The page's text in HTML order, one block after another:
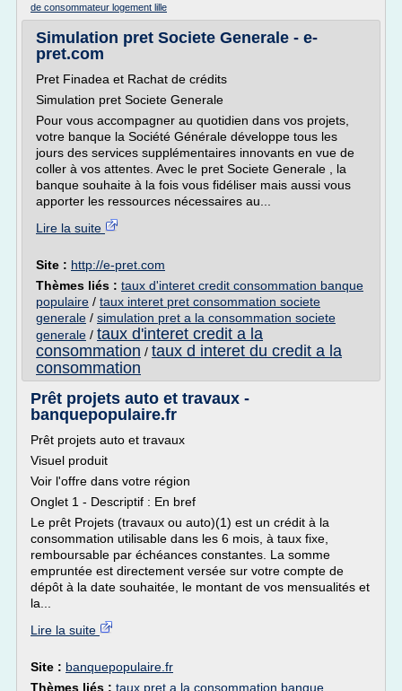
de consommateur logement lille
Simulation pret Societe Generale - e-
pret.com
Pret Finadea et Rachat de crédits
Simulation pret Societe Generale
Pour vous accompagner au quotidien dans vos projets,
votre banque la Société Générale développe tous les
jours des services supplémentaires innovants en vue de
coller à vos attentes. Avec le pret Societe Generale , la
banque souhaite à la fois vous fidéliser mais aussi vous
apporter les ressources nécessaires au...
Lire la suite
Site : http://e-pret.com
Thèmes liés : taux d'interet credit consommation banque
populaire / taux interet pret consommation societe
generale / simulation pret a la consommation societe
generale / taux d'interet credit a la
consommation / taux d interet du credit a la
consommation
Prêt projets auto et travaux -
banquepopulaire.fr
Prêt projets auto et travaux
Visuel produit
Voir l'offre dans votre région
Onglet 1 - Descriptif : En bref
Le prêt Projets (travaux ou auto)(1) est un crédit à la
consommation utilisable dans les 6 mois, à taux fixe,
remboursable par échéances constantes. La somme
empruntée est directement versée sur votre compte de
dépôt à la date souhaitée, le montant de vos mensualités et
la...
Lire la suite
Site : banquepopulaire.fr
Thèmes liés : taux pret a la consommation banque